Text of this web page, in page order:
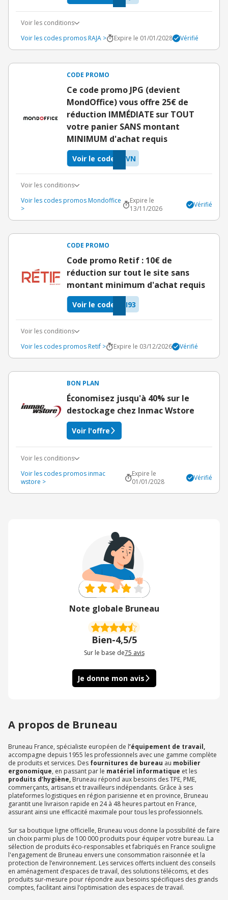
Voir les conditions
Voir les codes promos RAJA >
Expire le 01/01/2028 Vérifié
CODE PROMO
Ce code promo JPG (devient
MondOffice) vous offre 25€ de
réduction IMMÉDIATE sur TOUT
votre panier SANS montant
MINIMUM d'achat requis
DVN
Voir le code
Voir les conditions
Voir les codes promos Mondoffice
>
Expire le
13/11/2026
Vérifié
CODE PROMO
Code promo Retif : 10€ de
réduction sur tout le site sans
montant minimum d'achat requis
I93
Voir le code
Voir les conditions
Voir les codes promos Retif >
Expire le 03/12/2026 Vérifié
BON PLAN
Économisez jusqu'à 40% sur le
destockage chez Inmac Wstore
Voir l'offre
Voir les conditions
Voir les codes promos inmac
wstore >
Expire le
01/01/2028
Vérifié
Note globale Bruneau
Bien-4,5/5
Sur le base de75 avis
Je donne mon avis
A propos de Bruneau
Bruneau France, spécialiste européen de l’équipement de travail,
accompagne depuis 1955 les professionnels avec une gamme complète
de produits et services. Des fournitures de bureau au mobilier
ergonomique, en passant par le matériel informatique et les
produits d’hygiène, Bruneau répond aux besoins des TPE, PME,
commerçants, artisans et travailleurs indépendants. Grâce à ses
plateformes logistiques en région parisienne et en province, Bruneau
garantit une livraison rapide en 24 à 48 heures partout en France,
assurant ainsi une efficacité maximale pour tous les professionnels.
Sur sa boutique ligne officielle, Bruneau vous donne la possibilité de faire
un choix parmi plus de 100 000 produits pour équiper votre bureau. La
sélection de produits éco-responsables et fabriqués en France souligne
l'engagement de Bruneau envers une consommation raisonnée et la
protection de l’environnement. Les services offerts incluent des conseils
en aménagement d’espaces de travail, des solutions télécoms, et des
produits sur-mesure pour répondre aux besoins spécifiques des grands
comptes, facilitant ainsi l’optimisation des espaces de travail.